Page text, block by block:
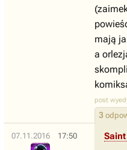
3
mają
a
post
07.11.2016 17:50 Saint